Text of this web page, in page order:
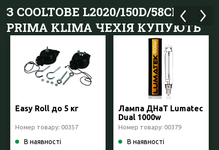
З COOLTOBE L2020/150D/58CM
PRIMA KLIMA ЧЕХІЯ КУПУЮТЬ
Easy Roll до 5 кг
Номер товару: 00357
В наявності
Лампа ДНаТ Lumatec
Dual 1000w
Номер товару: 00379
В наявності